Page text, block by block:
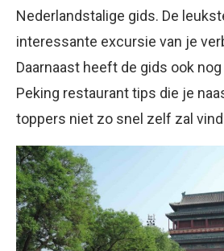
Nederlandstalige gids. De
interessante excursie van je
Daarnaast heeft de gids ook
Peking restaurant tips die je
toppers niet zo snel zelf zal